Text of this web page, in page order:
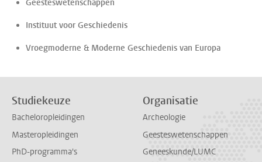
Geesteswetenschappen
Instituut voor Geschiedenis
Vroegmoderne & Moderne Geschiedenis van Europa
Studiekeuze
Bacheloropleidingen
Masteropleidingen
PhD-programma's
Organisatie
Archeologie
Geesteswetenschappen
Geneeskunde/LUMC